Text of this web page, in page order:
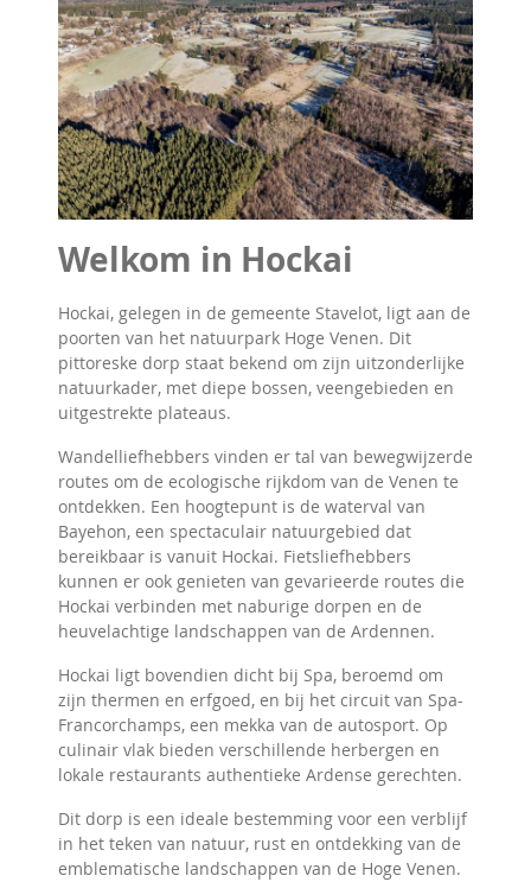
Welkom in Hockai
Hockai, gelegen in de gemeente Stavelot, ligt aan de
poorten van het natuurpark Hoge Venen. Dit
pittoreske dorp staat bekend om zijn uitzonderlijke
natuurkader, met diepe bossen, veengebieden en
uitgestrekte plateaus.
Wandelliefhebbers vinden er tal van bewegwijzerde
routes om de ecologische rijkdom van de Venen te
ontdekken. Een hoogtepunt is de waterval van
Bayehon, een spectaculair natuurgebied dat
bereikbaar is vanuit Hockai. Fietsliefhebbers
kunnen er ook genieten van gevarieerde routes die
Hockai verbinden met naburige dorpen en de
heuvelachtige landschappen van de Ardennen.
Hockai ligt bovendien dicht bij Spa, beroemd om
zijn thermen en erfgoed, en bij het circuit van Spa-
Francorchamps, een mekka van de autosport. Op
culinair vlak bieden verschillende herbergen en
lokale restaurants authentieke Ardense gerechten.
Dit dorp is een ideale bestemming voor een verblijf
in het teken van natuur, rust en ontdekking van de
emblematische landschappen van de Hoge Venen.